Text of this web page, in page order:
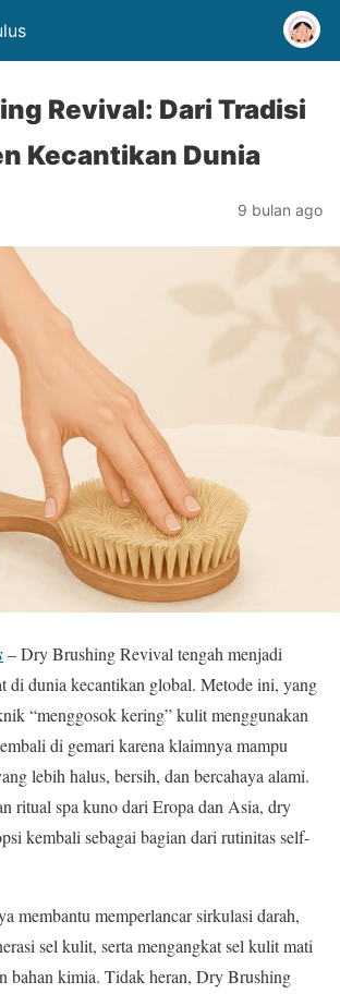
Revival: Dari Tradisi
Kecantikan Dunia
9 bulan ago
– Dry Brushing Revival tengah menjadi
di dunia kecantikan global. Metode ini, yang
“menggosok kering” kulit menggunakan
di gemari karena klaimnya mampu
lebih halus, bersih, dan bercahaya alami.
ritual spa kuno dari Eropa dan Asia, dry
kembali sebagai bagian dari rutinitas self-
membantu memperlancar sirkulasi darah,
sel kulit, serta mengangkat sel kulit mati
bahan kimia. Tidak heran, Dry Brushing